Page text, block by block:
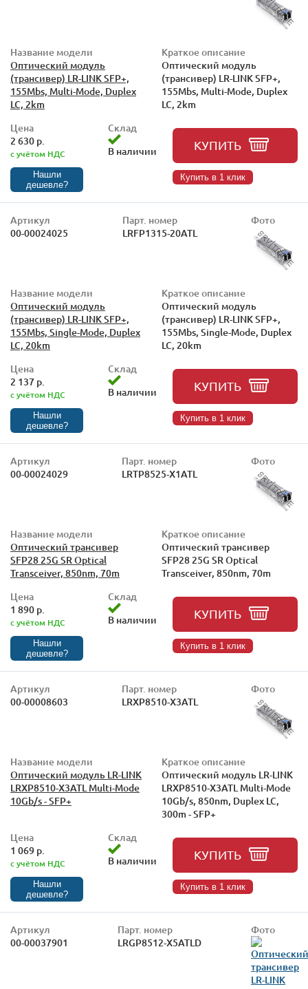
Название модели
Оптический модуль
(трансивер) LR-LINK SFP+,
155Mbs, Multi-Mode, Duplex
LC, 2km
Краткое описание
Оптический модуль
(трансивер) LR-LINK SFP+,
155Mbs, Multi-Mode, Duplex
LC, 2km
Цена
2 630 р.
с учётом НДС
Нашли
дешевле?
Склад
В наличии
КУПИТЬ
Купить в 1 клик
Артикул
00-00024025
Парт. номер
LRFP1315-20ATL
Фото
Название модели
Оптический модуль
(трансивер) LR-LINK SFP+,
155Mbs, Single-Mode, Duplex
LC, 20km
Краткое описание
Оптический модуль
(трансивер) LR-LINK SFP+,
155Mbs, Single-Mode, Duplex
LC, 20km
Цена
2 137 р.
с учётом НДС
Нашли
дешевле?
Склад
В наличии
КУПИТЬ
Купить в 1 клик
Артикул
00-00024029
Парт. номер
LRTP8525-X1ATL
Фото
Название модели
Оптический трансивер
SFP28 25G SR Optical
Transceiver, 850nm, 70m
Краткое описание
Оптический трансивер
SFP28 25G SR Optical
Transceiver, 850nm, 70m
Цена
1 890 р.
с учётом НДС
Нашли
дешевле?
Склад
В наличии
КУПИТЬ
Купить в 1 клик
Артикул
00-00008603
Парт. номер
LRXP8510-X3ATL
Фото
Название модели
Оптический модуль LR-LINK
LRXP8510-X3ATL Multi-Mode
10Gb/s - SFP+
Краткое описание
Оптический модуль LR-LINK
LRXP8510-X3ATL Multi-Mode
10Gb/s, 850nm, Duplex LC,
300m - SFP+
Цена
1 069 р.
с учётом НДС
Нашли
дешевле?
Склад
В наличии
КУПИТЬ
Купить в 1 клик
Артикул
00-00037901
Парт. номер
LRGP8512-X5ATLD
Фото